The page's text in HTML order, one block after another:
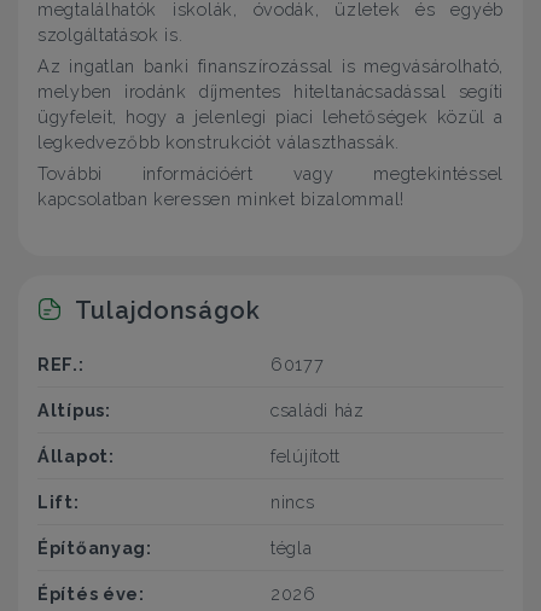
megtalálhatók iskolák, óvodák, üzletek és egyéb
szolgáltatások is.
Az ingatlan banki finanszírozással is megvásárolható,
melyben irodánk díjmentes hiteltanácsadással segíti
ügyfeleit, hogy a jelenlegi piaci lehetőségek közül a
legkedvezőbb konstrukciót választhassák.
További információért vagy megtekintéssel
kapcsolatban keressen minket bizalommal!
Tulajdonságok
REF.: 60177
Altípus: családi ház
Állapot: felújított
Lift: nincs
Építőanyag: tégla
Építés éve: 2026